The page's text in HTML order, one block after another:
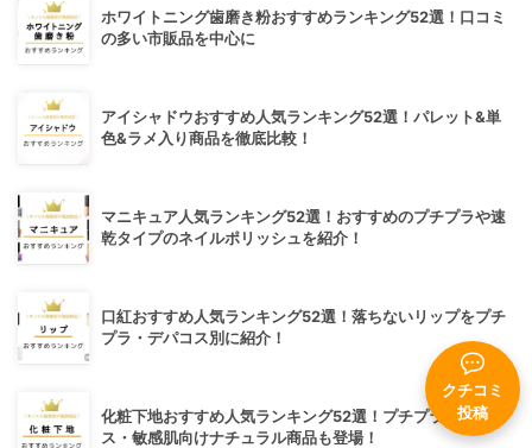
クチコミ
投稿
ホワイトニング歯磨き粉おすすめランキング52選！口コミ
の多い市販品を中心に
アイシャドウおすすめ人気ランキング52選！パレット&単
色&ラメ入り商品を徹底比較！
マニキュア人気ランキング52選！おすすめのプチプラや速
乾タイプのネイルポリッシュを紹介！
口紅おすすめ人気ランキング52選！落ちないリップをプチ
プラ・デパコス別に紹介！
化粧下地おすすめ人気ランキング52選！プチプラ・デパコ
ス・敏感肌向けナチュラル商品も登場！